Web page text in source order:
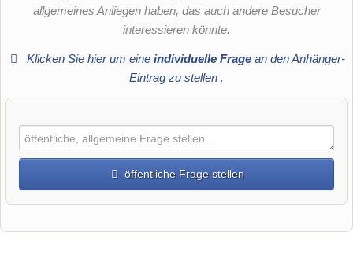
allgemeines Anliegen haben, das auch andere Besucher
interessieren könnte.
Klicken Sie hier um eine individuelle Fragean den Anhänger-
Eintrag zu stellen .
öffentliche Frage stellen